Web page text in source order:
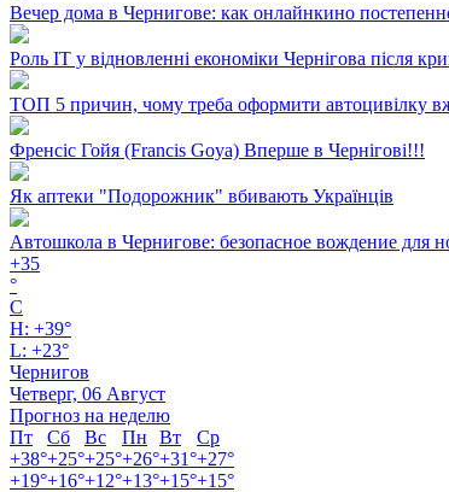
Вечер дома в Чернигове: как онлайнкино
Роль ІТ у відновленні економіки Чернігова після
ТОП 5 причин, чому треба оформити автоцивілку
Френсіс Гойя (Francis Goya) Вперше в Чернігові!!!
Як аптеки "Подорожник" вбивають Українців
Автошкола в Чернигове: безопасное вождение для
+35
°
C
H: +39°
L: +23°
Чернигов
Четверг, 06 Август
Прогноз на неделю
Пт
Сб Вс Пн Вт
Ср
+38°+25°+25°+26°+31°+27°
+19°+16°+12°+13°+15°+15°